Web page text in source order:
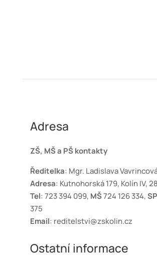
Adresa
ZŠ, MŠ a PŠ kontakty
Ředitelka: Mgr. Ladislava
Adresa: Kutnohorská 179, Kolín IV,
Tel: 723 394 099, MŠ724 126 334,
375
Email: reditelstvi@zskolin.cz
Ostatní informace